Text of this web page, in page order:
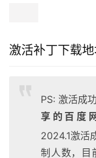
激活补丁下载
PS: 激活成
享的百度
2024.1激活
制人数，目